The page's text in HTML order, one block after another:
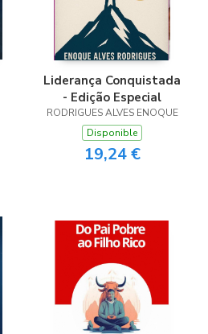
Liderança Conquistada
- Edição Especial
RODRIGUES ALVES ENOQUE
Disponible
19,24 €